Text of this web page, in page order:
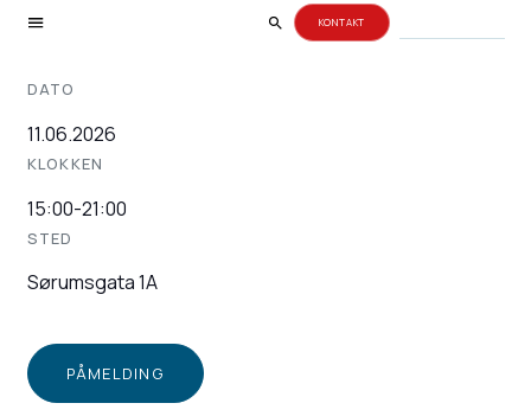
KONTAKT
DATO
11.06.2026
KLOKKEN
15:00-21:00
STED
Sørumsgata 1A
PÅMELDING